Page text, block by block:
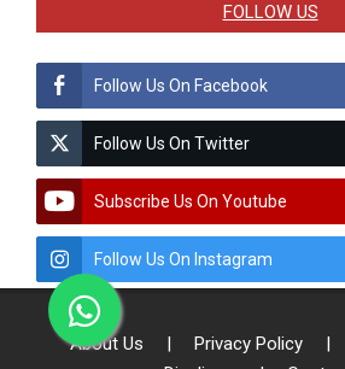
FOLLOW US
Follow Us On Facebook
Follow Us On Twitter
Subscribe Us On Youtube
Follow Us On Instagram
About Us | Privacy Policy |